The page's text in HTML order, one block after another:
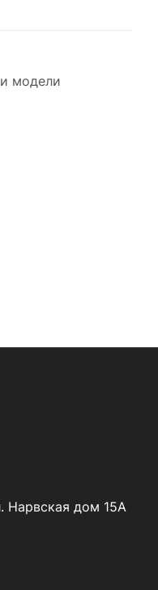
модели
Нарвская дом 15А